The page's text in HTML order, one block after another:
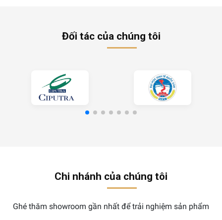
Đối tác của chúng tôi
Chi nhánh của chúng tôi
Ghé thăm showroom gần nhất để trải nghiệm sản phẩm